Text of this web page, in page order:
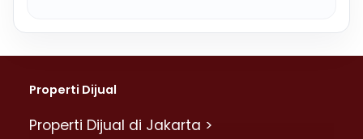
Properti Dijual
Properti Dijual di Jakarta >